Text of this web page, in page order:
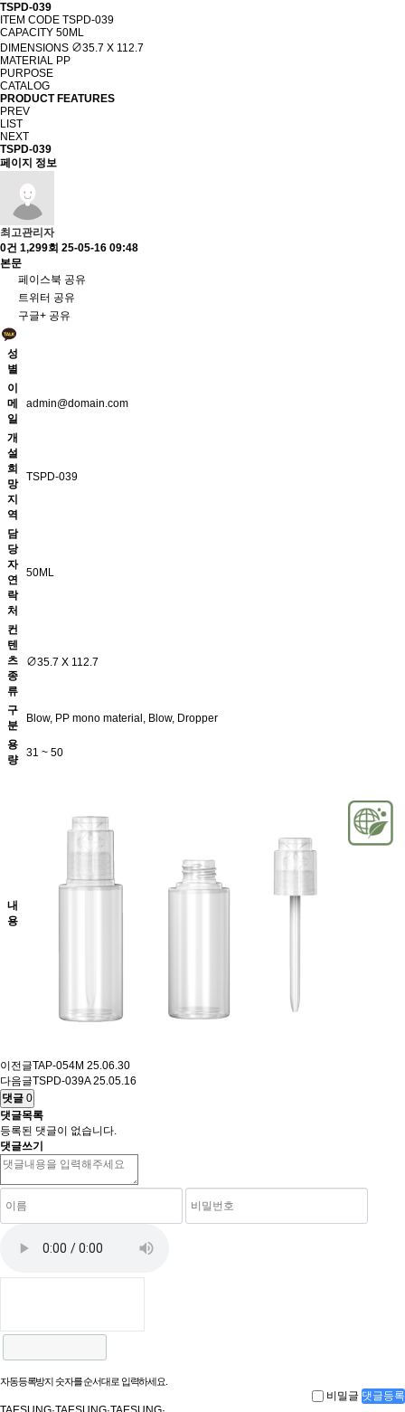
TSPD-039
ITEM CODE TSPD-039
CAPACITY 50ML
DIMENSIONS ∅35.7 X 112.7
MATERIAL PP
PURPOSE
CATALOG
PRODUCT FEATURES
PREV
LIST
NEXT
TSPD-039
페이지 정보
최고관리자
0건 1,299회 25-05-16 09:48
본문
페이스북 공유
트위터 공유
구글+ 공유
성
별
이
메
일
admin@domain.com
개
설
희
망
지
역
TSPD-039
담
당
자
연
락
처
50ML
컨
텐
츠
종
류
∅35.7 X 112.7
구
분
Blow, PP mono material, Blow, Dropper
용
량
31 ~ 50
내
용
이전글TAP-054M 25.06.30
다음글TSPD-039A 25.05.16
댓글 0
댓글목록
등록된 댓글이 없습니다.
댓글쓰기
자동등록방지 숫자를 순서대로 입력하세요.
비밀글 댓글등록